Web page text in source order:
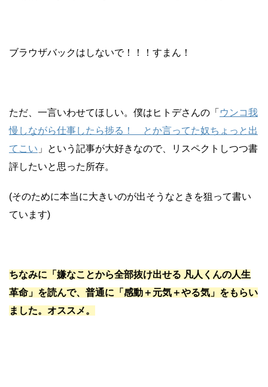
ブラウザバックはしないで！！！すまん！
ただ、一言いわせてほしい。僕はヒトデさんの「 ウンコ我
慢しながら仕事したら捗る！ とか言ってた奴ちょっと出
てこい 」という記事が大好きなので、リスペクトしつつ書
評したいと思った所存。
(そのために本当に大きいのが出そうなときを狙って書い
ています)
ちなみに「嫌なことから全部抜け出せる 凡人くんの人生
革命」を読んで、普通に「感動＋元気＋やる気」をもらい
ました。オススメ。